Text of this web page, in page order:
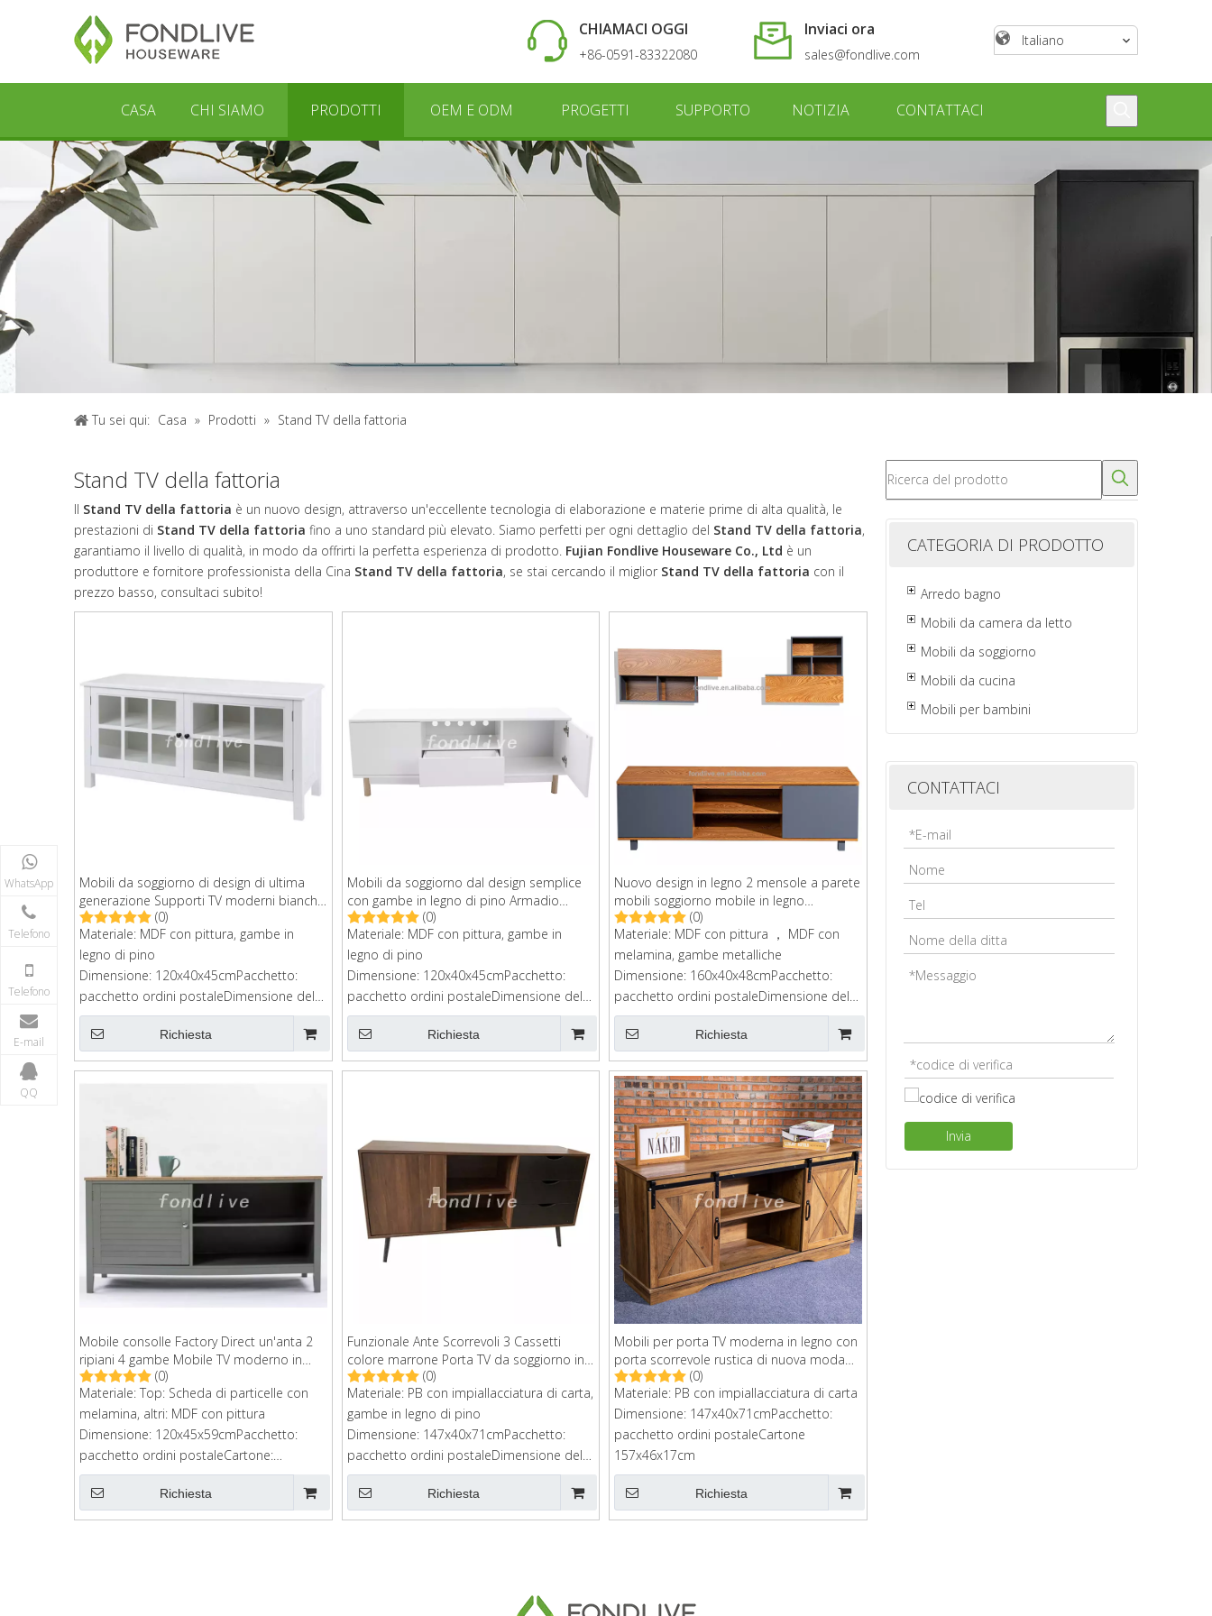
CHIAMACI OGGI
+86-0591-83322080
Inviaci ora
sales@fondlive.com
Italiano
CASA CHI SIAMO PRODOTTI OEM E ODM PROGETTI SUPPORTO NOTIZIA CONTATTACI
Tu sei qui: Casa » Prodotti » Stand TV della fattoria
Stand TV della fattoria
Il Stand TV della fattoria è un nuovo design, attraverso un'eccellente tecnologia di elaborazione e materie prime di alta qualità, le
prestazioni di Stand TV della fattoria fino a uno standard più elevato. Siamo perfetti per ogni dettaglio del Stand TV della fattoria,
garantiamo il livello di qualità, in modo da offrirti la perfetta esperienza di prodotto. Fujian Fondlive Houseware Co., Ltd è un
produttore e fornitore professionista della Cina Stand TV della fattoria, se stai cercando il miglior Stand TV della fattoria con il
prezzo basso, consultaci subito!
Mobili da soggiorno di design di ultima
generazione Supporti TV moderni bianchi
per la camera(0)
Materiale: MDF con pittura, gambe in
legno di pino
Dimensione: 120x40x45cmPacchetto:
pacchetto ordini postaleDimensione del
cartone: 125*45*13 cm
Richiesta
Mobili da soggiorno dal design semplice
con gambe in legno di pino Armadio
porta TV moderno in legno bianco
(0)
Materiale: MDF con pittura, gambe in
legno di pino
Dimensione: 120x40x45cmPacchetto:
pacchetto ordini postaleDimensione del
cartone: 147*46*13 cm
Richiesta
Nuovo design in legno 2 mensole a parete
mobili soggiorno mobile in legno
moderno set porta TV
(0)
Materiale: MDF con pittura ， MDF con
melamina, gambe metalliche
Dimensione: 160x40x48cmPacchetto:
pacchetto ordini postaleDimensione del
cartone: 45x12x169cm, 45x15x59cm
Richiesta
Mobile consolle Factory Direct un'anta 2
ripiani 4 gambe Mobile TV moderno in
legno
(0)
Materiale: Top: Scheda di particelle con
melamina, altri: MDF con pittura
Dimensione: 120x45x59cmPacchetto:
pacchetto ordini postaleCartone:
127*46*18 cm
Richiesta
Funzionale Ante Scorrevoli 3 Cassetti
colore marrone Porta TV da soggiorno in
legno
(0)
Materiale: PB con impiallacciatura di carta,
gambe in legno di pino
Dimensione: 147x40x71cmPacchetto:
pacchetto ordini postaleDimensione del
cartone: 157*47*14cm
Richiesta
Mobili per porta TV moderna in legno con
porta scorrevole rustica di nuova moda
per soggiorno(0)
Materiale: PB con impiallacciatura di carta
Dimensione: 147x40x71cmPacchetto:
pacchetto ordini postaleCartone
157x46x17cm
Richiesta
CATEGORIA DI PRODOTTO
Arredo bagno
Mobili da camera da letto
Mobili da soggiorno
Mobili da cucina
Mobili per bambini
CONTATTACI
Invia
WhatsApp
Telefono
Telefono
E-mail
QQ